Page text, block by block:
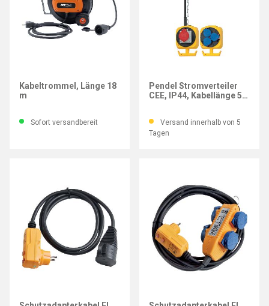
Kabeltrommel, Länge 18
m
Sofort versandbereit
Pendel Stromverteiler
CEE, IP44, Kabellänge 5
Versand innerhalb von 5
Tagen